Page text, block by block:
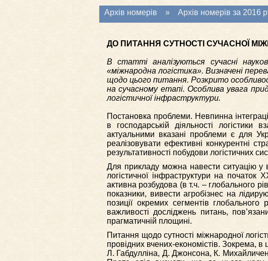
Архів номерів » Архів номерів за 2016
ДО ПИТАННЯ СУТНОСТІ СУЧАСНОЇ
В статті аналізуються сучасні
«міжнародна логістика». Визначені
щодо цього питання. Розкрито
на сучасному етапі. Особлива увага
логістичної інфраструктури.
Постановка проблеми. Невпинна
в господарській діяльності логістики
актуальними вказані проблеми є для
реалізовувати ефективні конкурентні
результативності побудови логістичних
Для прикладу можна навести ситуацію у
логістичної інфраструктури на початок
активна розбудова (в т.ч. – глобального
показники, вивести агробізнес на
позиції окремих сегментів
важливості досліджень питань,
прагматичній площині.
Питання щодо сутності міжнародної
провідних вчених-економістів. Зокрема, в
Л. Габдулліна, Д. Джонсона, К.